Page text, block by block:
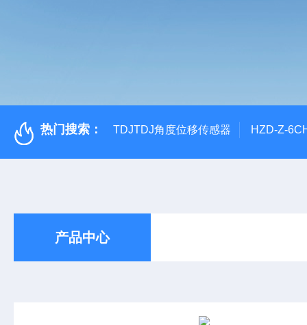
热门搜索： TDJTDJ角度位移传感器 HZD-Z-
产品中心